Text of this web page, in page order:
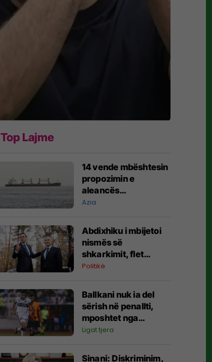
Top Lajme
14 vende mbështesin
propozimin e
aleancës
shumëkombëshe të
udhëhequr nga
Arabia Saudite
Azia
Abdixhiku i mbijetoi
nismës së
shkarkimit, flet
Muhaxheri
Politikë
Ballkani nuk ia del
sërish në penallti,
mposhtet nga
Bohemians dhe
evropiane
Ligat tjera
Sinani: Diskriminim,